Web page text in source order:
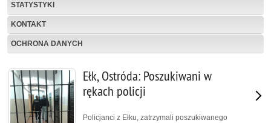
STATYSTYKI
KONTAKT
OCHRONA DANYCH
Ełk, Ostróda: Poszukiwani w
rękach policji
Policjanci z Ełku, zatrzymali poszukiwanego